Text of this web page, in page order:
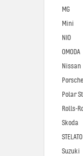
MG
Mini
NIO
OMODA
Nissan
Porsche
Polar
Rolls-
Skoda
STELATO
Suzuki